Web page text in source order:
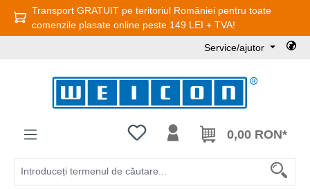
Sari la conținutul principal
Transport GRATUIT pe teritoriul României pentru toate
comenzile plasate online peste 149 LEI + TVA!
Service/ajutor
Aveți 0 articole din lista de dorințe
0,00 RON*